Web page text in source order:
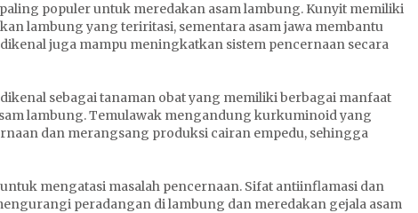
populer untuk meredakan asam lambung. Kunyit memiliki
lambung yang teriritasi, sementara asam jawa membantu
juga mampu meningkatkan sistem pencernaan secara
sebagai tanaman obat yang memiliki berbagai manfaat
lambung. Temulawak mengandung kurkuminoid yang
dan merangsang produksi cairan empedu, sehingga
mengatasi masalah pencernaan. Sifat antiinflamasi dan
peradangan di lambung dan meredakan gejala asam